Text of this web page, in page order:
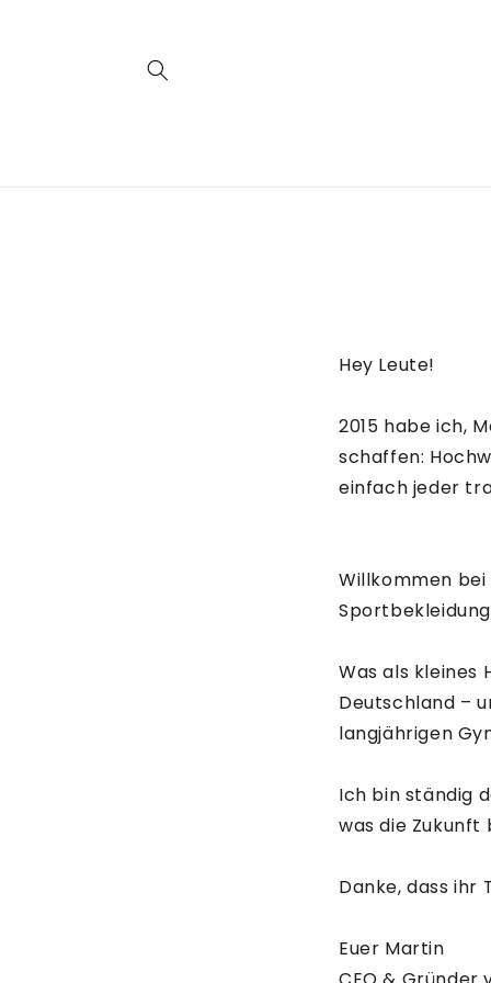
Hey Leute!
2015 habe ich,
schaffen:
einfach jeder
Willkommen
Was als kleines
Deutschland –
langjährigen
Ich bin ständig
was die
Danke, dass ihr
Euer Martin